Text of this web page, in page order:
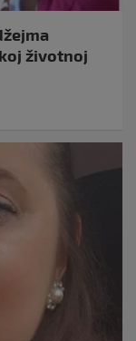
životnoj